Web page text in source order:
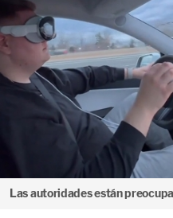
Las autoridades están